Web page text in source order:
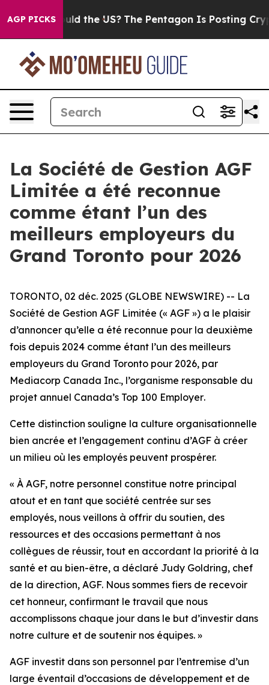
AGP PICKS
Should the US? The Pentagon Is Posting Cryptic
La Société de Gestion AGF
Limitée a été reconnue
comme étant l’un des
meilleurs employeurs du
Grand Toronto pour 2026
TORONTO, 02 déc. 2025 (GLOBE NEWSWIRE) -- La
Société de Gestion AGF Limitée (« AGF ») a le plaisir
d’annoncer qu’elle a été reconnue pour la deuxième
fois depuis 2024 comme étant l’un des meilleurs
employeurs du Grand Toronto pour 2026, par
Mediacorp Canada Inc., l’organisme responsable du
projet annuel Canada’s Top 100 Employer.
Cette distinction souligne la culture organisationnelle
bien ancrée et l’engagement continu d’AGF à créer
un milieu où les employés peuvent prospérer.
« À AGF, notre personnel constitue notre principal
atout et en tant que société centrée sur ses
employés, nous veillons à offrir du soutien, des
ressources et des occasions permettant à nos
collègues de réussir, tout en accordant la priorité à la
santé et au bien-être, a déclaré Judy Goldring, chef
de la direction, AGF. Nous sommes fiers de recevoir
cet honneur, confirmant le travail que nous
accomplissons chaque jour dans le but d’investir dans
notre culture et de soutenir nos équipes. »
AGF investit dans son personnel par l’entremise d’un
large éventail d’occasions de développement et de